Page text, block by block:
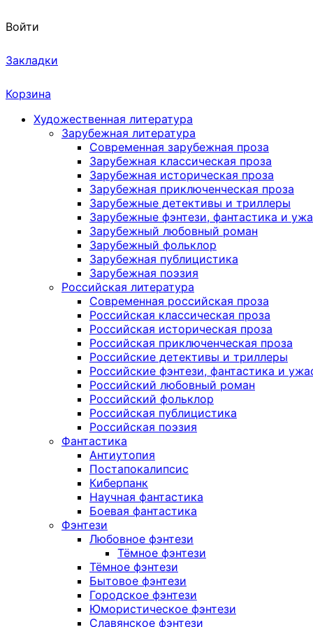
Войти
Закладки
Корзина
Художественная литература
Зарубежная литература
Современная зарубежная проза
Зарубежная классическая проза
Зарубежная историческая проза
Зарубежная приключенческая проза
Зарубежные детективы и триллеры
Зарубежные фэнтези, фантастика и
Зарубежный любовный роман
Зарубежный фольклор
Зарубежная публицистика
Зарубежная поэзия
Российская литература
Современная российская проза
Российская классическая проза
Российская историческая проза
Российская приключенческая проза
Российские детективы и триллеры
Российские фэнтези, фантастика и
Российский любовный роман
Российский фольклор
Российская публицистика
Российская поэзия
Фантастика
Антиутопия
Постапокалипсис
Киберпанк
Научная фантастика
Боевая фантастика
Фэнтези
Любовное фэнтези
Тёмное фэнтези
Тёмное фэнтези
Бытовое фэнтези
Городское фэнтези
Юмористическое фэнтези
Славянское фэнтези